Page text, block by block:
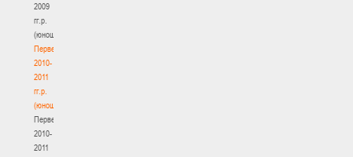
2009
гг.р.
(юноши)
Первенство
2010-
2011
гг.р.
(юноши)
Первенство
2010-
2011